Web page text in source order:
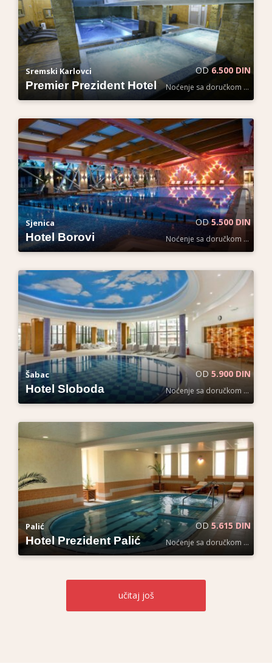
Sremski Karlovci
Premier Prezident Hotel
OD 6.500 DIN
Noćenje sa doručkom po osobi
Sjenica
Hotel Borovi
OD5.500 DIN
Noćenje sa doručkom po osobi
Šabac
Hotel Sloboda
OD5.900 DIN
Noćenje sa doručkom po osobi
Palić
Hotel Prezident Palić
OD 5.615 DIN
Noćenje sa doručkom po osobi
učitaj još